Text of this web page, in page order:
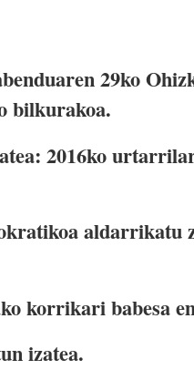
29ko
bilkurakoa.
2016ko
aldarrikatu
korrikari babesa
izatea.